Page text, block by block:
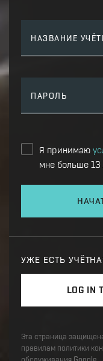
НАЗВАНИЕ
ПАРОЛЬ
Я принимаю
мне больше 13
УЖЕ ЕСТЬ
LOG IN
Эта страница
правилам политики